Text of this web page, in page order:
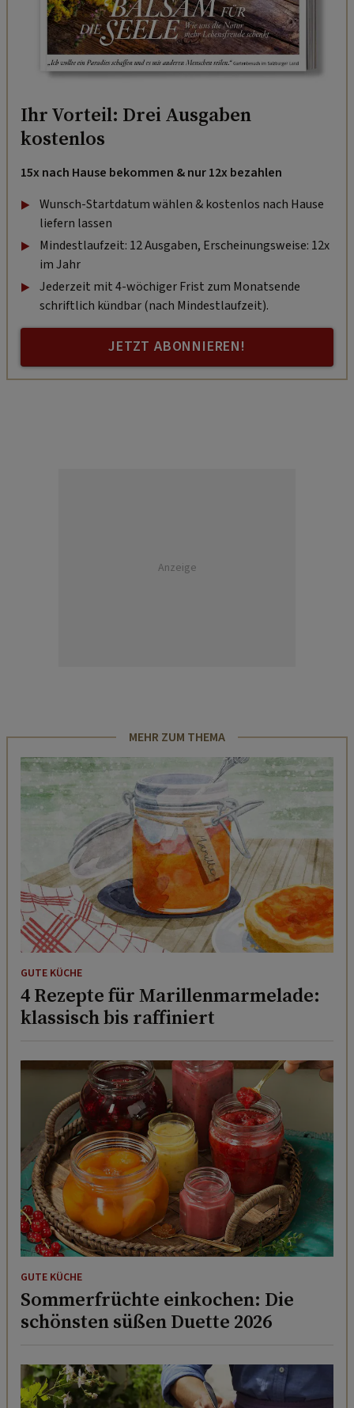
Ihr Vorteil: Drei Ausgaben
kostenlos
15x nach Hause bekommen & nur 12x bezahlen
Wunsch-Startdatum wählen & kostenlos nach Hause
liefern lassen
Mindestlaufzeit: 12 Ausgaben, Erscheinungsweise: 12x
im Jahr
Jederzeit mit 4-wöchiger Frist zum Monatsende
schriftlich kündbar (nach Mindestlaufzeit).
JETZT ABONNIEREN!
Anzeige
MEHR ZUM THEMA
GUTE KÜCHE
4 Rezepte für Marillenmarmelade:
klassisch bis raffiniert
GUTE KÜCHE
Sommerfrüchte einkochen: Die
schönsten süßen Duette 2026